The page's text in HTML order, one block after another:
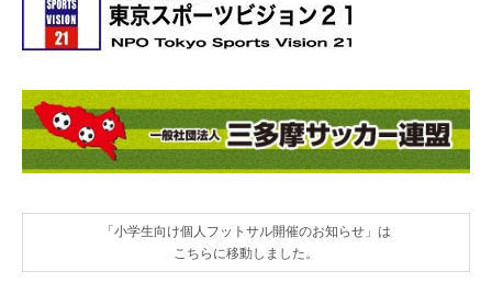
「小学生向け個人フットサル開催のお知らせ」は
こちらに移動しました。